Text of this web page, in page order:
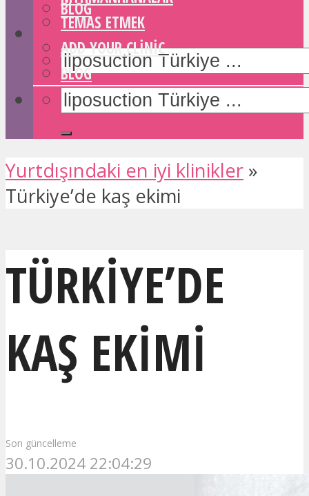
BLOG
TEMAS ETMEK
ADD YOUR CLINIC
BLOG
Yurtdışındaki en iyi klinikler »
Türkiye’de kaş ekimi
TÜRKIYE’DE
KAŞ EKIMI
Son güncelleme
30.10.2024 22:04:29